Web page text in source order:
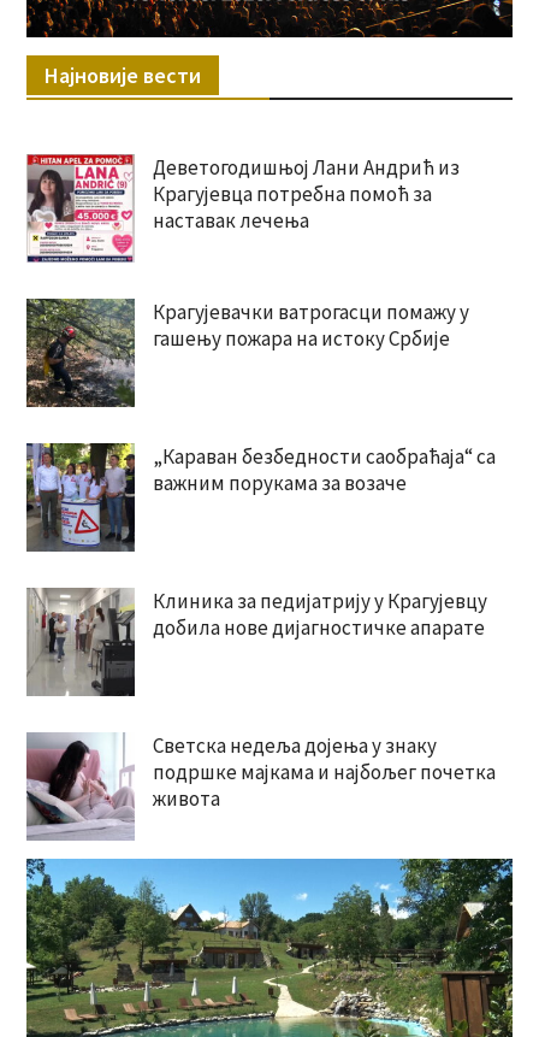
Најновије вести
Деветогодишњој Лани Андрић из
Крагујевца потребна помоћ за
наставак лечења
Крагујевачки ватрогасци помажу у
гашењу пожара на истоку Србије
„Караван безбедности саобраћаја“ са
важним порукама за возаче
Клиника за педијатрију у Крагујевцу
добила нове дијагностичке апарате
Светска недеља дојења у знаку
подршке мајкама и најбољег почетка
живота